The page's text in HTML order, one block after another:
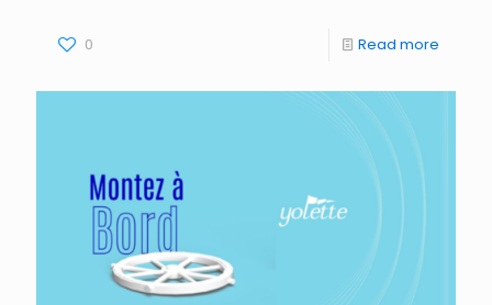
0 Read more